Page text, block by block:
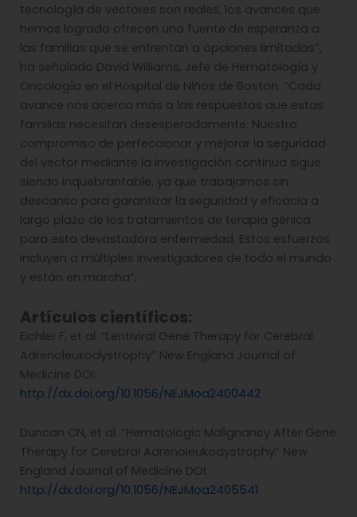
tecnología de vectores son reales, los avances que
hemos logrado ofrecen una fuente de esperanza a
las familias que se enfrentan a opciones limitadas”,
ha señalado David Williams, Jefe de Hematología y
Oncología en el Hospital de Niños de Boston. “Cada
avance nos acerca más a las respuestas que estas
familias necesitan desesperadamente. Nuestro
compromiso de perfeccionar y mejorar la seguridad
del vector mediante la investigación continua sigue
siendo inquebrantable, ya que trabajamos sin
descanso para garantizar la seguridad y eficacia a
largo plazo de los tratamientos de terapia génica
para esta devastadora enfermedad. Estos esfuerzos
incluyen a múltiples investigadores de todo el mundo
y están en marcha”.
Artículos científicos:
Eichler F, et al. “Lentiviral Gene Therapy for Cerebral
Adrenoleukodystrophy” New England Journal of
Medicine DOI:
http://dx.doi.org/10.1056/NEJMoa2400442
Duncan CN, et al. “Hematologic Malignancy After Gene
Therapy for Cerebral Adrenoleukodystrophy” New
England Journal of Medicine DOI:
http://dx.doi.org/10.1056/NEJMoa2405541